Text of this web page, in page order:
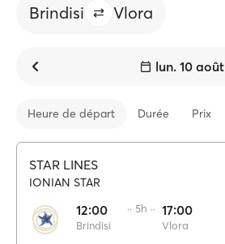
Brindisi Vlora
lun. 10 août
Heure de départ Durée Prix
STAR LINES
IONIAN STAR
12:00
Brindisi
·· 5h ·· 17:00
Vlora